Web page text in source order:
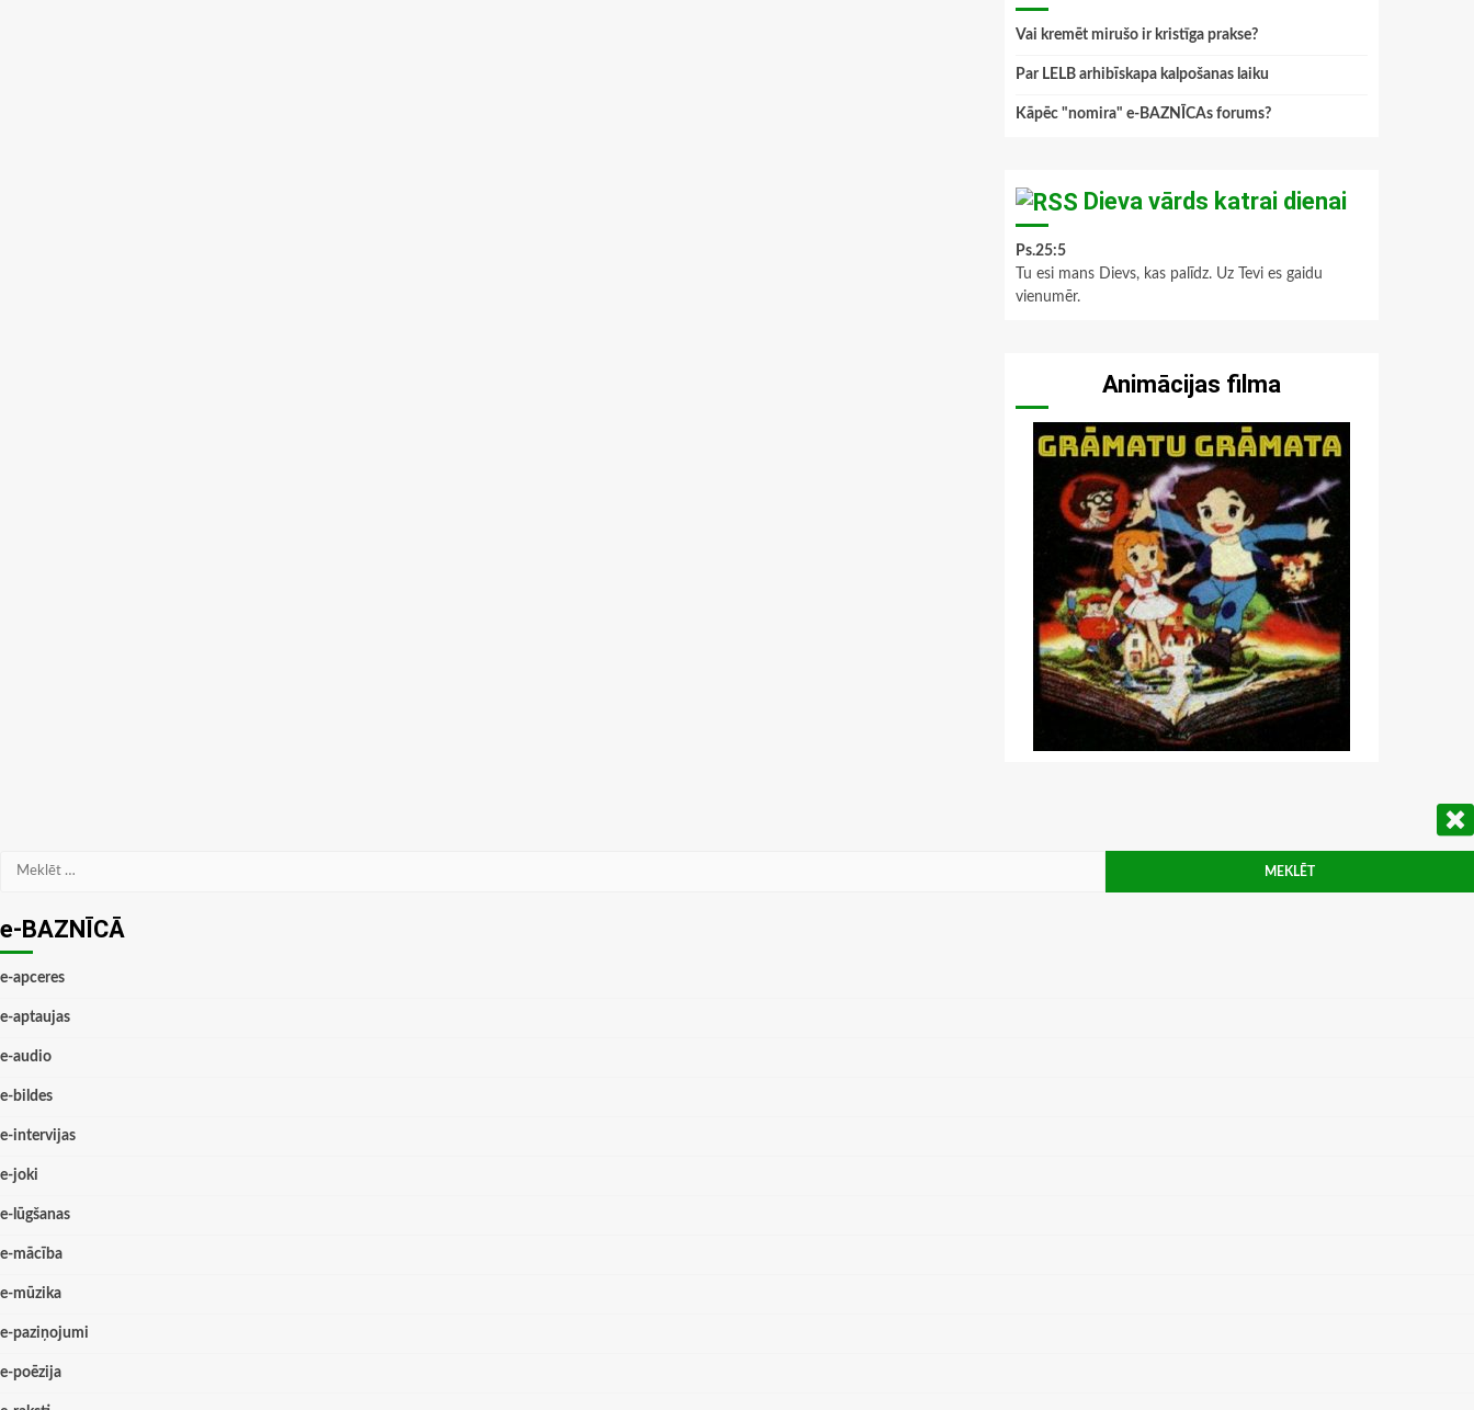
Vai kremēt mirušo ir kristīga prakse?
Par LELB arhibīskapa kalpošanas laiku
Kāpēc "nomira" e-BAZNĪCAs forums?
Dieva vārds katrai dienai
Ps.25:5
Tu esi mans Dievs, kas palīdz. Uz Tevi es gaidu
vienumēr.
Animācijas filma
Meklēt:
e-BAZNĪCĀ
e-apceres
e-aptaujas
e-audio
e-bildes
e-intervijas
e-joki
e-lūgšanas
e-mācība
e-mūzika
e-paziņojumi
e-poēzija